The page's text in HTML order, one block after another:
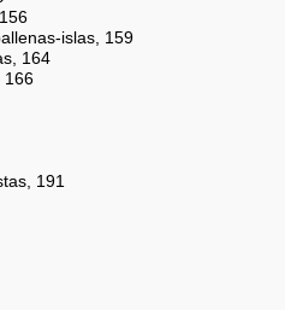
islas, 159
164
166
191